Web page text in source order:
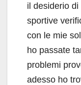
il desiderio
sportive
con le mie
ho passate
problemi
adesso ho